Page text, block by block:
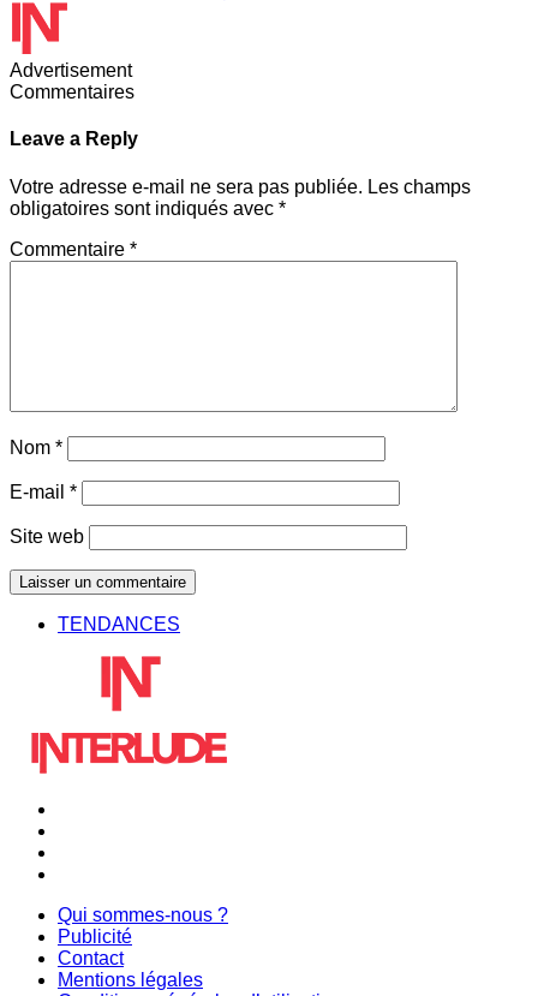
Advertisement
Commentaires
Leave a Reply
Votre adresse e-mail ne sera pas publiée. Les champs
obligatoires sont indiqués avec *
Commentaire *
Nom *
E-mail *
Site web
TENDANCES
Qui sommes-nous ?
Publicité
Contact
Mentions légales